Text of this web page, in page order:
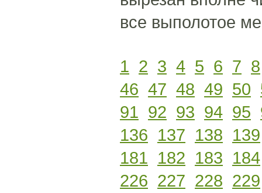
все выполотое
1 2 3 4 5 6 7 8
46 47 48 49 50
91 92 93 94 95
136 137 138 139
181 182 183 184
226 227 228 229